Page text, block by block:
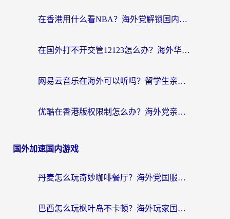
在香港用什么看NBA？海外党解锁国内体育直播的终极攻略
在国外打不开交管12123怎么办？海外华人必看的回国加速全攻略
网易云音乐在海外可以听吗？留学生亲测有效的回国加速方案
优酷在香港版权限制怎么办？海外党亲测有效的追剧加速方案
国外加速国内游戏
丹麦怎么玩奇妙咖啡餐厅？海外党国服游戏加速全攻略（附灌篮高手元气骑士实测）
巴西怎么玩枫叶岛不卡顿？海外玩家国服游戏加速器终极指南（含战双野兽领主提速秘籍）